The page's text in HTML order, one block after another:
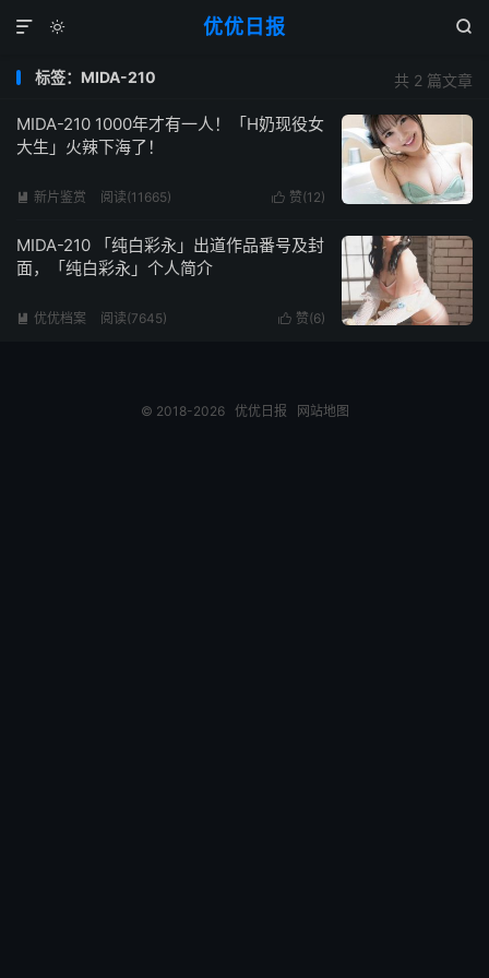
优优日报
 

共 2 篇文章
标签：MIDA-210
MIDA-210 1000年才有一人！「H奶现役女
大生」火辣下海了！
 赞(12)
 新片鉴赏 阅读(11665)
MIDA-210 「纯白彩永」出道作品番号及封
面，「纯白彩永」个人简介
 赞(6)
 优优档案 阅读(7645)
© 2018-2026 优优日报 网站地图